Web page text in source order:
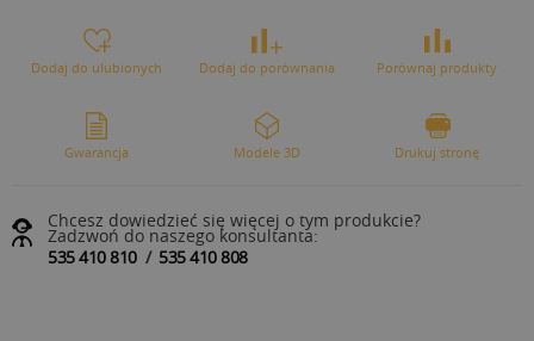
Dodaj do ulubionych Dodaj do porównania Porównaj produkty
Gwarancja Modele 3D Drukuj stronę
Chcesz dowiedzieć się więcej o tym produkcie?
Zadzwoń do naszego konsultanta:
535 410 810/ 535 410 808